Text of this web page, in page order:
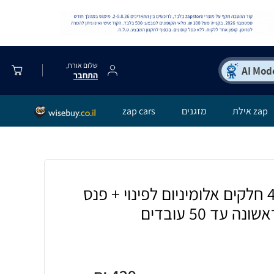
שלום אורח,
התחבר
zap אילת מזגנים zap cars
אלונקה מתקפלת 4 חלקים אלומיניום לפינוי + פנס
50 עובדים